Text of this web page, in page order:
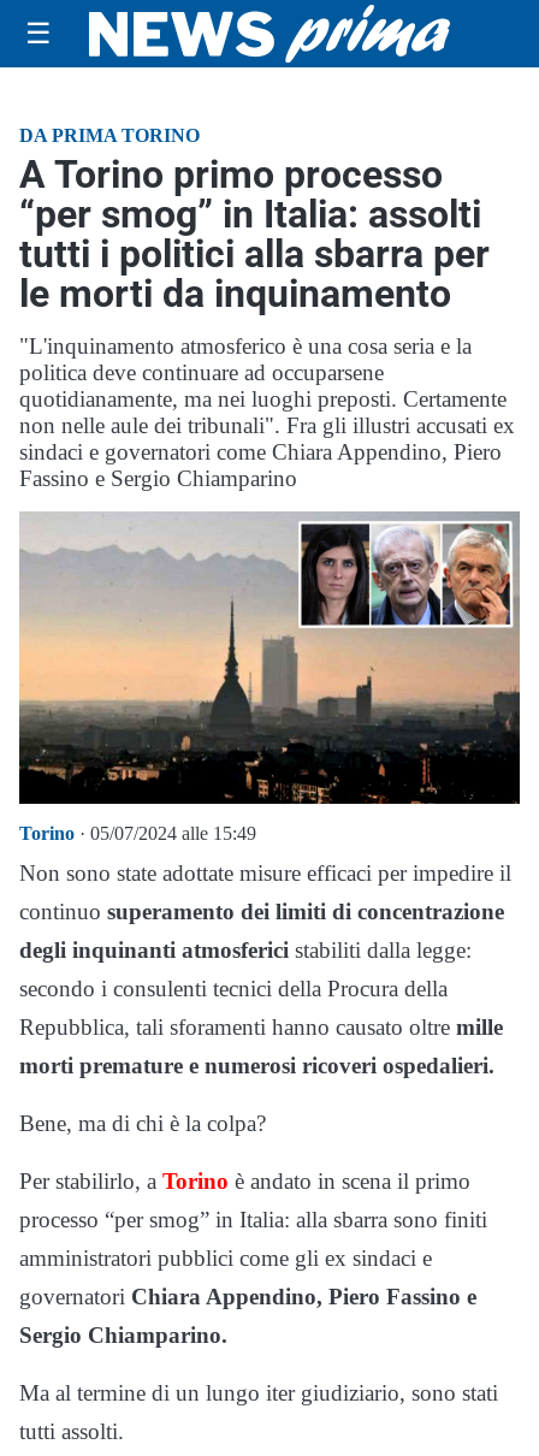
☰
DA PRIMA TORINO
A Torino primo processo
“per smog” in Italia: assolti
tutti i politici alla sbarra per
le morti da inquinamento
"L'inquinamento atmosferico è una cosa seria e la
politica deve continuare ad occuparsene
quotidianamente, ma nei luoghi preposti. Certamente
non nelle aule dei tribunali". Fra gli illustri accusati ex
sindaci e governatori come Chiara Appendino, Piero
Fassino e Sergio Chiamparino
Torino · 05/07/2024 alle 15:49
Non sono state adottate misure efficaci per impedire il
continuo superamento dei limiti di concentrazione
degli inquinanti atmosferici stabiliti dalla legge:
secondo i consulenti tecnici della Procura della
Repubblica, tali sforamenti hanno causato oltre mille
morti premature e numerosi ricoveri ospedalieri.
Bene, ma di chi è la colpa?
Per stabilirlo, a Torino è andato in scena il primo
processo “per smog” in Italia: alla sbarra sono finiti
amministratori pubblici come gli ex sindaci e
governatori Chiara Appendino, Piero Fassino e
Sergio Chiamparino.
Ma al termine di un lungo iter giudiziario, sono stati
tutti assolti.